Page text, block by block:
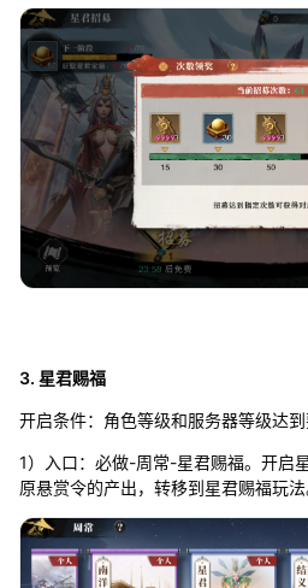
3. 星君赐福
开启条件：角色等级和服务器等级达
1）入口：必做-周常-星君赐福。开启
原悬赏令的产出，转移到星君赐福玩法